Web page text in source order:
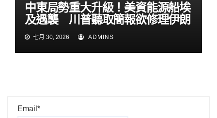
中東局勢重大升級！美資能源船埃
及遇襲 川普聽取簡報欲修理伊朗
七月 30, 2026 ADMINS
Email*